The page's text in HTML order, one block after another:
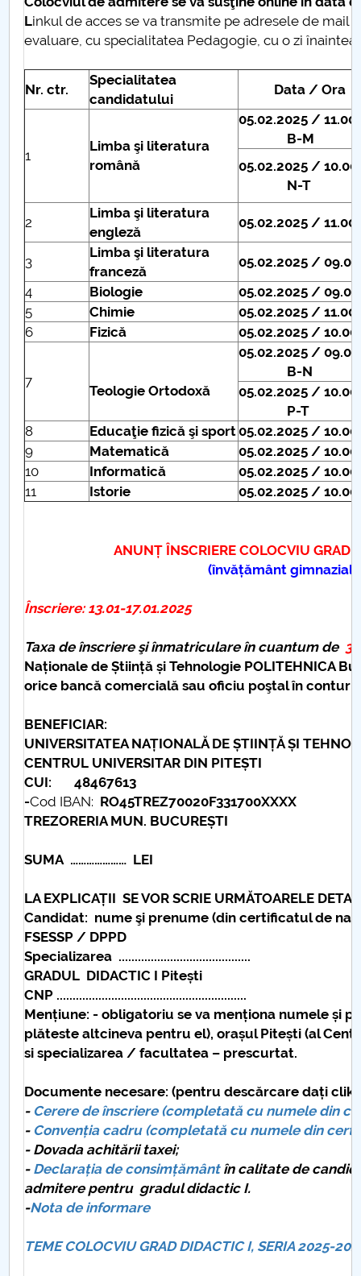
Linkul de acces se va transmite pe adresele de
evaluare, cu specialitatea Pedagogie, cu o zi
Nr. ctr.
Specialitatea
candidatului
Data / Ora
1
Limba şi literatura
română
05.02.2025 / 11.00
B-M
05.02.2025 / 10.00
N-T
2
Limba şi literatura
engleză
05.02.2025 / 11.00
3
Limba şi literatura
franceză
05.02.2025 / 09.00
4
Biologie
05.02.2025 / 09.00
5
Chimie
05.02.2025 / 11.00
6
Fizică 05.02.2025 / 10.00
7
Teologie Ortodoxă
05.02.2025 /
B-N
05.02.2025 / 10.00
P-T
8
Educaţie fizică şi sport05.02.2025 / 10.00
9
Matematică
05.02.2025 / 10.00
10
Informatică
05.02.2025 / 10.00
11
Istorie 05.02.2025 / 10.00
ANUNȚ ÎNSCRIERE COLOCVIU GRAD
(învățământ gimnazial
Înscriere:13.01-17.01.2025
Taxa de înscriere şi înmatriculare în cuantum de
Naționale de Știință și Tehnologie POLITEHNICA
orice bancă comercială sau oficiu poştal în
BENEFICIAR:
UNIVERSITATEA NAȚIONALĂ DE ȘTIINȚĂ ȘI
CENTRUL UNIVERSITAR DIN PITEȘTI
CUI: 48467613
-Cod IBAN: RO45TREZ70020F331700XXXX
TREZORERIA MUN. BUCUREȘTI
SUMA ………………… LEI
LA EXPLICAȚII SE VOR SCRIE URMĂTOARELE
Candidat: nume şi prenume (din certificatul de
FSESSP / DPPD
Specializarea .........................................
GRADUL DIDACTIC I Pitești
CNP ...........................................................
Mențiune: - obligatoriu se va menționa numele și
plăteste altcineva pentru el), orașul Pitești (al
si specializarea / facultatea – prescurtat.
Documente necesare: (pentru descărcare dați clik
- Cerere de înscriere (completată cu numele din
- Convenția cadru (completată cu numele din
- Dovada achitării taxei;
- Declarația de consimțământ în calitate de
admiterepentru gradul didactic I.
-Nota de informare
TEME COLOCVIU GRAD DIDACTIC I, SERIA 2025-